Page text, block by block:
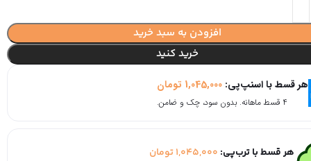
افزودن به سبد خرید
خرید کنید
هر قسط با اسنپ‌پی:1,045,000 تومان
۴ قسط ماهانه. بدون سود، چک و ضامن.
هر قسط با ترب‌پی: 1,045,000تومان